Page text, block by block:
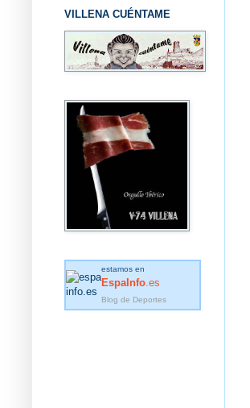
VILLENA CUÉNTAME
estamos en
EspaInfo .es
Blog de Deportes